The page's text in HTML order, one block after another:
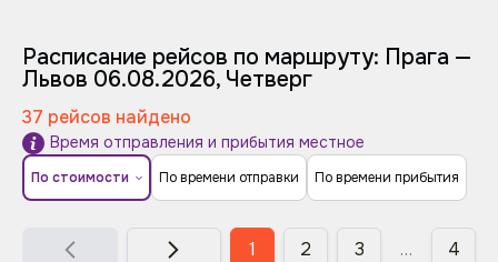
Расписание рейсов по маршруту: Прага —
Львов 06.08.2026, Четверг
37 рейсов найдено
Время отправления и прибытия местное
По стоимости По времени отправки По времени прибытия
1 2 3 … 4